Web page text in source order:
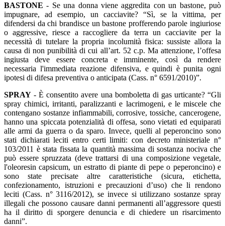
BASTONE- Se una donna viene aggredita con un bastone, può
impugnare, ad esempio, un cacciavite? “Sì, se la vittima, per
difendersi da chi brandisce un bastone profferendo parole ingiuriose
o aggressive, riesce a raccogliere da terra un cacciavite per la
necessità di tutelare la propria incolumità fisica: sussiste allora la
causa di non punibilità di cui all’art. 52 c.p. Ma attenzione, l’offesa
ingiusta deve essere concreta e imminente, così da rendere
necessaria l'immediata reazione difensiva, e quindi è punita ogni
ipotesi di difesa preventiva o anticipata (Cass. n° 6591/2010)”.
SPRAY- È consentito avere una bomboletta di gas urticante? “Gli
spray chimici, irritanti, paralizzanti e lacrimogeni, e le miscele che
contengano sostanze infiammabili, corrosive, tossiche, cancerogene,
hanno una spiccata potenzialità di offesa, sono vietati ed equiparati
alle armi da guerra o da sparo. Invece, quelli al peperoncino sono
stati dichiarati leciti entro certi limiti: con decreto ministeriale n°
103/2011 è stata fissata la quantità massima di sostanza nociva che
può essere spruzzata (deve trattarsi di una composizione vegetale,
l'oleoresin capsicum, un estratto di piante di pepe o peperoncino) e
sono state precisate altre caratteristiche (sicura, etichetta,
confezionamento, istruzioni e precauzioni d’uso) che li rendono
leciti (Cass. n° 3116/2012), se invece si utilizzano sostanze spray
illegali che possono causare danni permanenti all’aggressore questi
ha il diritto di sporgere denuncia e di chiedere un risarcimento
danni”.